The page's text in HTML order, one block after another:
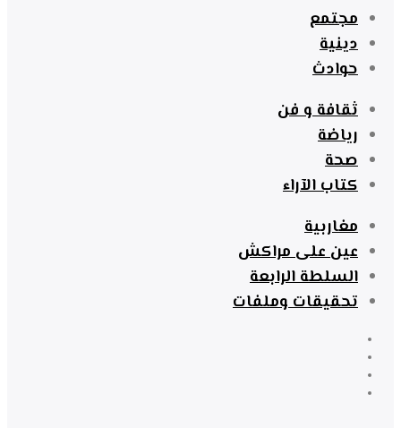
مجتمع
دينية
حوادث
ثقافة و فن
رياضة
صحة
كتاب الآراء
مغاربية
عين على مراكش
السلطة الرابعة
تحقيقات وملفات